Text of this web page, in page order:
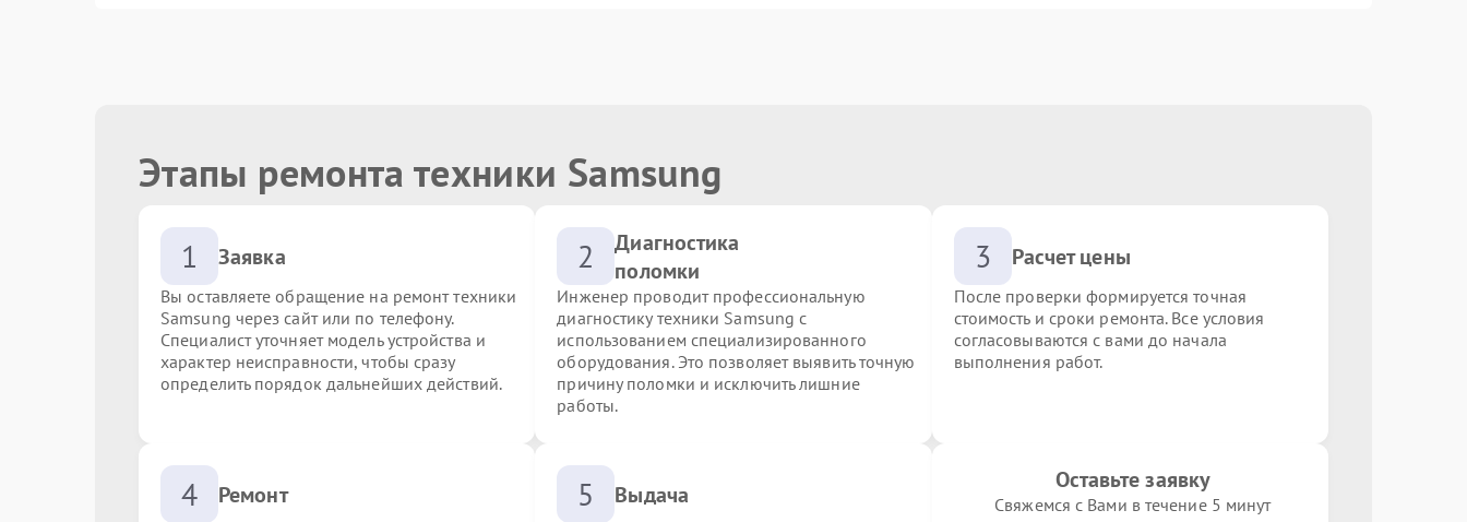
Этапы ремонта техники Samsung
1 Заявка
Вы оставляете обращение на ремонт техники
Samsung через сайт или по телефону.
Специалист уточняет модель устройства и
характер неисправности, чтобы сразу
определить порядок дальнейших действий.
2
Диагностика
поломки
Инженер проводит профессиональную
диагностику техники Samsung с
использованием специализированного
оборудования. Это позволяет выявить точную
причину поломки и исключить лишние
работы.
3 Расчет цены
После проверки формируется точная
стоимость и сроки ремонта. Все условия
согласовываются с вами до начала
выполнения работ.
4 Ремонт 5 Выдача
Оставьте заявку
Свяжемся с Вами в течение 5 минут